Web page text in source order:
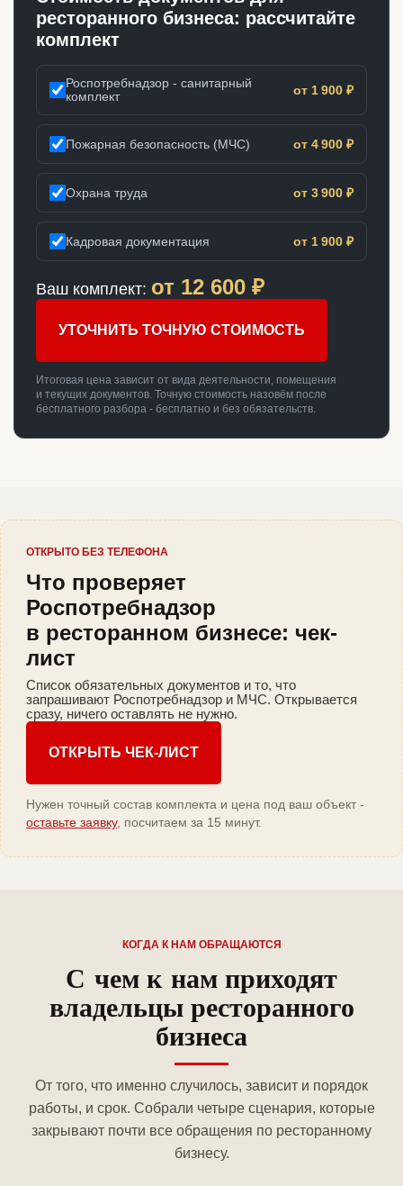
ресторанного бизнеса: рассчитайте
комплект
Роспотребнадзор - санитарный
комплект
от 1 900 ₽
Пожарная безопасность (МЧС) от 4 900 ₽
Охрана труда от 3 900 ₽
Кадровая документация от 1 900 ₽
Ваш комплект: от 12 600 ₽
УТОЧНИТЬ ТОЧНУЮ СТОИМОСТЬ
Итоговая цена зависит от вида деятельности, помещения
и текущих документов. Точную стоимость назовём после
бесплатного разбора - бесплатно и без обязательств.
ОТКРЫТО БЕЗ ТЕЛЕФОНА
Что проверяет
Роспотребнадзор
в ресторанном бизнесе: чек-
лист
Список обязательных документов и то, что
запрашивают Роспотребнадзор и МЧС. Открывается
сразу, ничего оставлять не нужно.
ОТКРЫТЬ ЧЕК-ЛИСТ
Нужен точный состав комплекта и цена под ваш объект -
оставьте заявку, посчитаем за 15 минут.
КОГДА К НАМ ОБРАЩАЮТСЯ
С чем к нам приходят
владельцы ресторанного
бизнеса
От того, что именно случилось, зависит и порядок
работы, и срок. Собрали четыре сценария, которые
закрывают почти все обращения по ресторанному
бизнесу.